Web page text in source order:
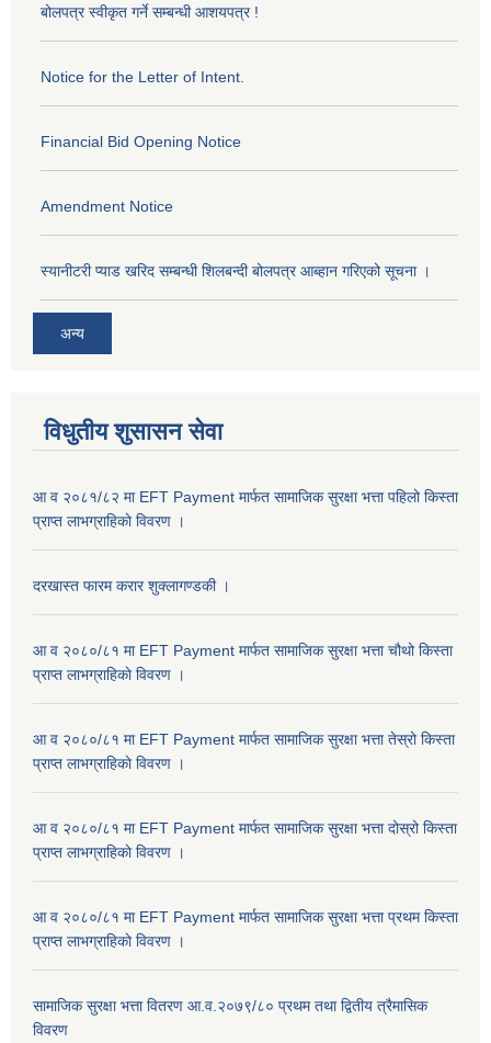
बोलपत्र स्वीकृत गर्ने सम्बन्धी आशयपत्र !
Notice for the Letter of Intent.
Financial Bid Opening Notice
Amendment Notice
स्यानीटरी प्याड खरिद सम्बन्धी शिलबन्दी बोलपत्र आब्हान गरिएको सूचना ।
अन्य
विधुतीय शुसासन सेवा
आ व २०८१/८२ मा EFT Payment मार्फत सामाजिक सुरक्षा भत्ता पहिलो किस्ता
प्राप्त लाभग्राहिकाे विवरण ।
दरखास्त फारम करार शुक्लागण्डकी ।
आ व २०८०/८१ मा EFT Payment मार्फत सामाजिक सुरक्षा भत्ता चौथो किस्ता
प्राप्त लाभग्राहिकाे विवरण ।
आ व २०८०/८१ मा EFT Payment मार्फत सामाजिक सुरक्षा भत्ता तेस्रो किस्ता
प्राप्त लाभग्राहिकाे विवरण ।
आ व २०८०/८१ मा EFT Payment मार्फत सामाजिक सुरक्षा भत्ता दोस्रो किस्ता
प्राप्त लाभग्राहिकाे विवरण ।
आ व २०८०/८१ मा EFT Payment मार्फत सामाजिक सुरक्षा भत्ता प्रथम किस्ता
प्राप्त लाभग्राहिकाे विवरण ।
सामाजिक सुरक्षा भत्ता वितरण आ.व.२०७९/८० प्रथम तथा द्वितीय त्रैमासिक
विवरण